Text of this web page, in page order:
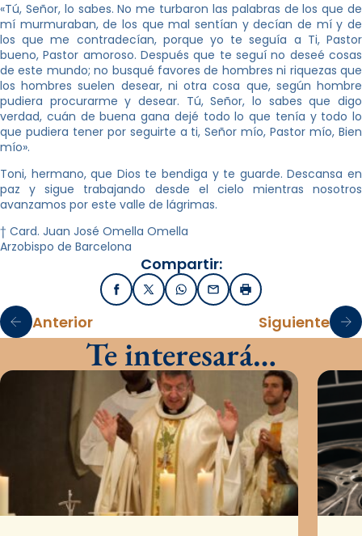
«Tú, Señor, lo sabes. No me turbaron las palabras de los que de
mí murmuraban, de los que mal sentían y decían de mí y de
los que me contradecían, porque yo te seguía a Ti, Pastor
bueno, Pastor amoroso. Después que te seguí no deseé cosas
de este mundo; no busqué favores de hombres ni riquezas que
los hombres suelen desear, ni otra cosa que, según hombre
pudiera procurarme y desear. Tú, Señor, lo sabes que digo
verdad, cuán de buena gana dejé todo lo que tenía y todo lo
que pudiera tener por seguirte a ti, Señor mío, Pastor mío, Bien
mío».
Toni, hermano, que Dios te bendiga y te guarde. Descansa en
paz y sigue trabajando desde el cielo mientras nosotros
avanzamos por este valle de lágrimas.
† Card. Juan José Omella Omella
Arzobispo de Barcelona
Compartir:
FacebookX / TwitterWhatsApp
EmailImprimir
Anterior Siguiente
Te interesará…